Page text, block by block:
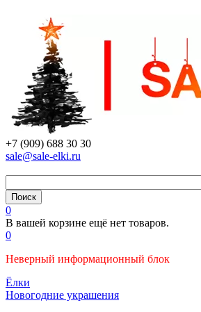
+7 (909) 688 30 30
sale@sale-elki.ru
0
В вашей корзине ещё нет товаров.
0
Неверный информационный блок
Ёлки
Новогодние украшения